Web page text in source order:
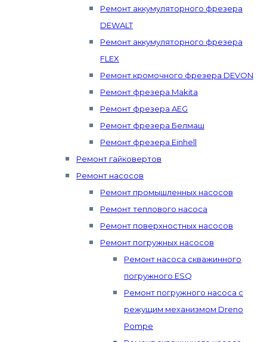
Ремонт аккумуляторного фрезера
DEWALT
Ремонт аккумуляторного фрезера
FLEX
Ремонт кромочного фрезера DEVON
Ремонт фрезера Makita
Ремонт фрезера AEG
Ремонт фрезера Белмаш
Ремонт фрезера Einhell
Ремонт гайковертов
Ремонт насосов
Ремонт промышленных насосов
Ремонт теплового насоса
Ремонт поверхностных насосов
Ремонт погружных насосов
Ремонт насоса скважинного
погружного ESQ
Ремонт погружного насоса с
режущим механизмом Dreno
Pompe